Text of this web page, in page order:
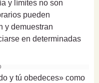
y límites no son
pueden
y demuestran
en determinadas
y tú obedeces» como